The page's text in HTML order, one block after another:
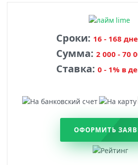
Сроки: 16 - 168
Сумма: 2 000 - 70
Ставка: 0 - 1% в
ОФОРМИТЬ